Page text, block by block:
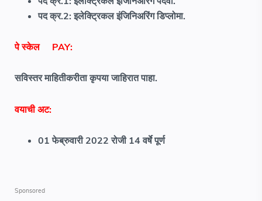
पद क्र.2: इलेक्ट्रिकल इंजिनिअरिंग डिप्लोमा.
पे स्केल PAY:
सविस्तर माहितीकरीता कृपया जाहिरात पाहा.
वयाची अट:
01 फेब्रुवारी 2022 रोजी 14 वर्षे पूर्ण